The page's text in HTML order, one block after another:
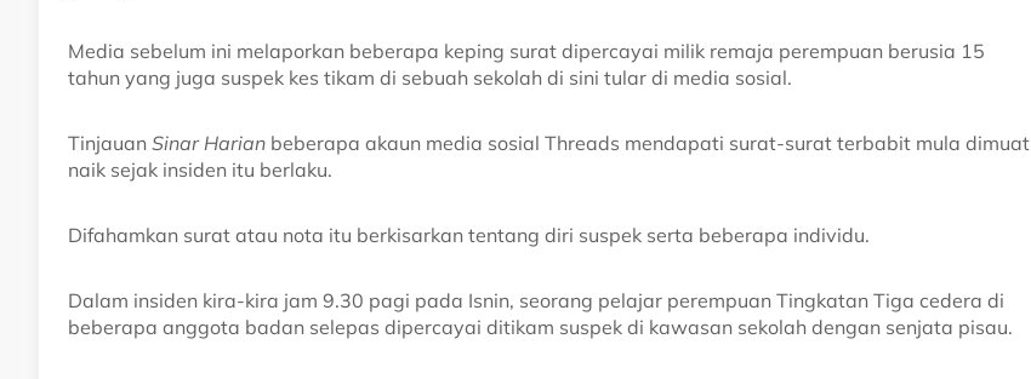
Media sebelum ini melaporkan beberapa keping surat dipercayai milik remaja perempuan berusia 15
tahun yang juga suspek kes tikam di sebuah sekolah di sini tular di media sosial.
Tinjauan Sinar Harian beberapa akaun media sosial Threads mendapati surat-surat terbabit mula dimuat
naik sejak insiden itu berlaku.
Difahamkan surat atau nota itu berkisarkan tentang diri suspek serta beberapa individu.
Dalam insiden kira-kira jam 9.30 pagi pada Isnin, seorang pelajar perempuan Tingkatan Tiga cedera di
beberapa anggota badan selepas dipercayai ditikam suspek di kawasan sekolah dengan senjata pisau.